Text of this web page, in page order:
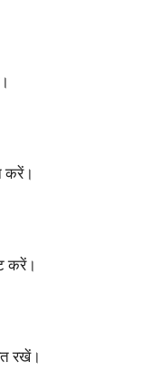
करें।
करें।
रखें।